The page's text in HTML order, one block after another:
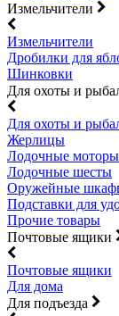
Измельчители
Измельчители
Дробилки для
Шинковки
Для охоты и
Для охоты и
Жерлицы
Лодочные
Лодочные шесты
Оружейные
Подставки для
Прочие товары
Почтовые ящики
Почтовые ящики
Для дома
Для подъезда